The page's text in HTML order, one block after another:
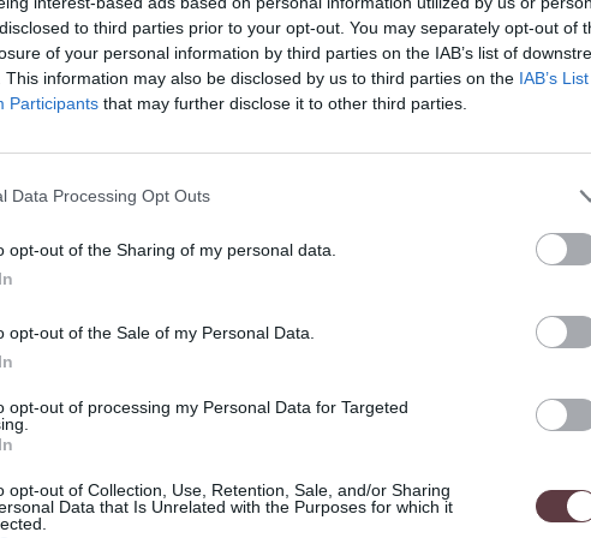
to third parties prior to your opt-out. You may separately opt-out of
of your personal information by third parties on the IAB’s list of
This information may also be disclosed by us to third parties on the IAB’s
Participants that may further disclose it to other third parties.
Data Processing Opt Outs
opt-out of the Sharing of my personal data.
opt-out of the Sale of my Personal Data.
opt-out of processing my Personal Data for Targeted
opt-out of Collection, Use, Retention, Sale, and/or Sharing
Data that Is Unrelated with the Purposes for which it
ideálnym doplnkom pre každodenné
tvorené hladkou tenkou líniou obruče,
visí jeden žiarivý číry kubický zirkón, ktorý
Zasúvací dizajn náušníc zaručuje pohodlné
štýlovými zároveň.
minimalizujú riziko alergických reakcií, a